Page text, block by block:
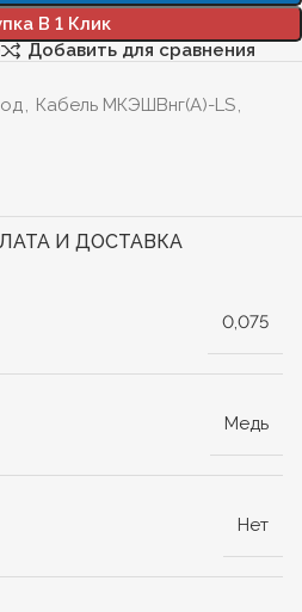
В 1 Клик
Добавить для сравнения
, Кабель МКЭШВнг(А)-LS,
И ДОСТАВКА
0,075
Медь
Нет